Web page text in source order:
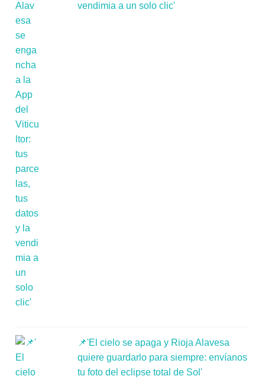
vendimia a un solo clic'
📌'El cielo se apaga y Rioja Alavesa
quiere guardarlo para siempre: envíanos
tu foto del eclipse total de Sol'